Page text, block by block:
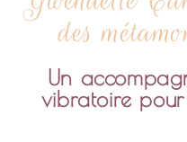
des
Un
vibratoire